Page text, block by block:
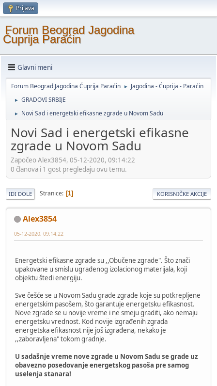
Prijava
Forum Beograd Jagodina
Ćuprija Paraćin
Glavni meni
Forum Beograd Jagodina Ćuprija Paraćin ► Jagodina - Ćuprija - Paraćin
► GRADOVI SRBIJE
► Novi Sad i energetski efikasne zgrade u Novom Sadu
Novi Sad i energetski efikasne
zgrade u Novom Sadu
Započeo Alex3854, 05-12-2020, 09:14:22
0 članova i 1 gost pregledaju ovu temu.
IDI DOLE Stranice 1 KORISNIČKE AKCIJE
Alex3854
05-12-2020, 09:14:22
Energetski efikasne zgrade su ,,Obučene zgrade". Što znači
upakovane u smislu ugrađenog izolacionog materijala, koji
objektu štedi energiju.
Sve češće se u Novom Sadu grade zgrade koje su potkrepljene
energetskim pasošem, što garantuje energetsku efikasnost.
Nove zgrade se u novije vreme i ne smeju graditi, ako nemaju
energetsku vrednost. Kod novije izgrađenih zgrada
energetska efikasnost nije još izgrađena, nekako je
,,zaboravljena" tokom gradnje.
U sadašnje vreme nove zgrade u Novom Sadu se grade uz
obavezno posedovanje energetskog pasoša pre samog
uselenja stanara!